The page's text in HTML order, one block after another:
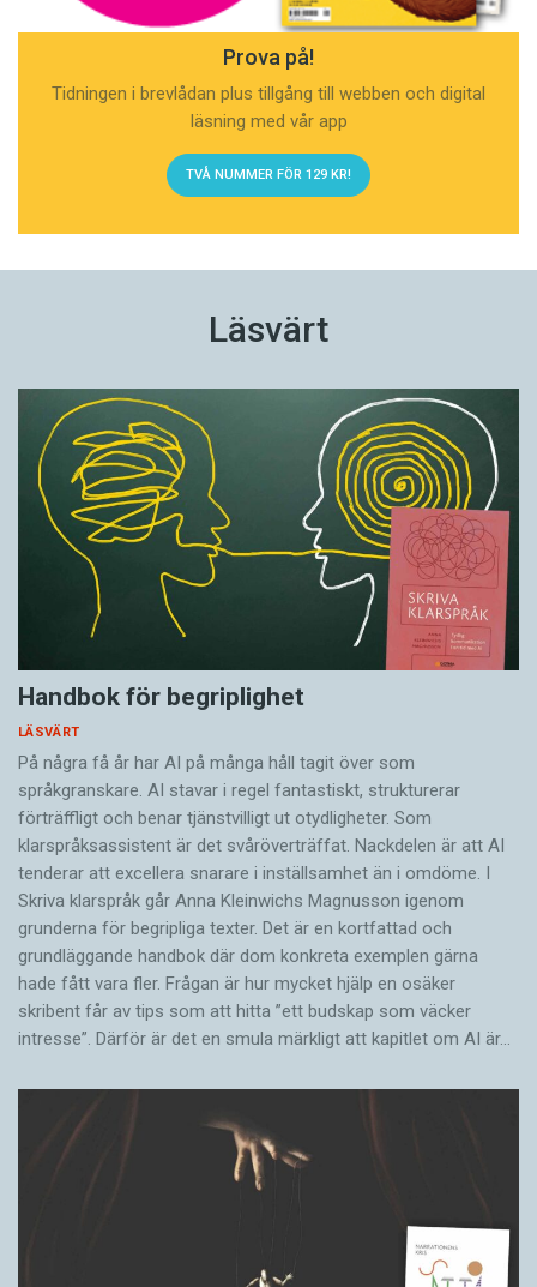
Prova på!
Tidningen i brevlådan plus tillgång till webben och digital
läsning med vår app
TVÅ NUMMER FÖR 129 KR!
Läsvärt
Handbok för begriplighet
LÄSVÄRT
På några få år har AI på många håll tagit över som
språkgranskare. AI stavar i regel fantastiskt, strukturerar
förträffligt och benar tjänstvilligt ut otydligheter. Som
klarspråksassistent är det svår­överträffat. Nack­delen är att AI
tenderar att excellera snarare i inställsamhet än i omdöme. I
Skriva klarspråk går Anna Kleinwichs Magnusson igenom
grunderna för begripliga texter. Det är en kortfattad och
grundläggande handbok där dom konkreta exemplen gärna
hade fått vara fler. Frågan är hur mycket hjälp en osäker
skribent får av tips som att hitta ”ett budskap som väcker
intresse”. Därför är det en smula märkligt att kapitlet om AI är…